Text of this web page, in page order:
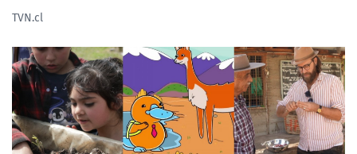
PROGRAMAS
TELESERIES
NTV
ACTUALIDAD Y TENDENCIAS
TVN.cl